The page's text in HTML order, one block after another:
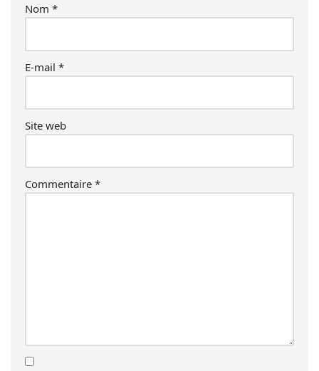
Nom *
E-mail *
Site web
Commentaire *